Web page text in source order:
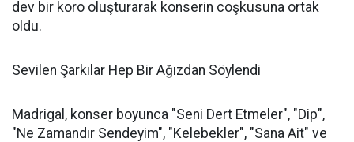
dev bir koro oluşturarak konserin coşkusuna ortak
oldu.
Sevilen Şarkılar Hep Bir Ağızdan Söylendi
Madrigal, konser boyunca "Seni Dert Etmeler", "Dip",
"Ne Zamandır Sendeyim", "Kelebekler", "Sana Ait" ve